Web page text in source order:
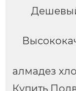
алмадез